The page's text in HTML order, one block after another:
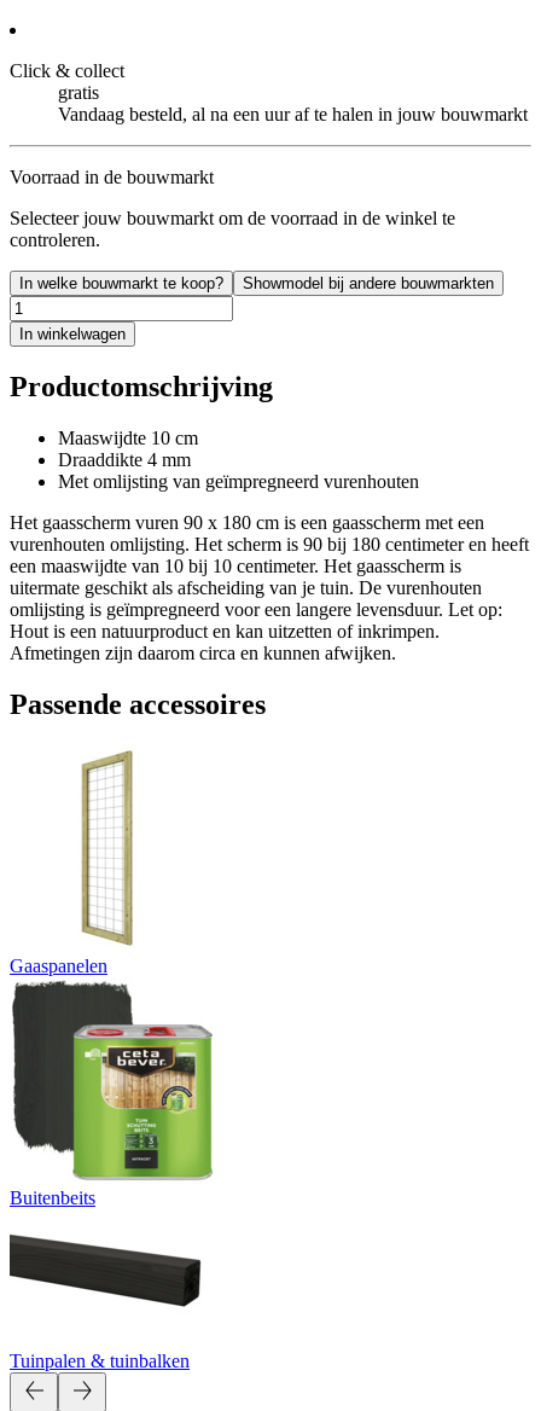
Click & collect
gratis
Vandaag besteld, al na een uur af te halen in jouw bouwmarkt
Voorraad in de bouwmarkt
Selecteer jouw bouwmarkt om de voorraad in de winkel te
controleren.
In welke bouwmarkt te koop? Showmodel bij andere bouwmarkten
In winkelwagen
Productomschrijving
Maaswijdte 10 cm
Draaddikte 4 mm
Met omlijsting van geïmpregneerd vurenhouten
Het gaasscherm vuren 90 x 180 cm is een gaasscherm met een
vurenhouten omlijsting. Het scherm is 90 bij 180 centimeter en heeft
een maaswijdte van 10 bij 10 centimeter. Het gaasscherm is
uitermate geschikt als afscheiding van je tuin. De vurenhouten
omlijsting is geïmpregneerd voor een langere levensduur. Let op:
Hout is een natuurproduct en kan uitzetten of inkrimpen.
Afmetingen zijn daarom circa en kunnen afwijken.
Passende accessoires
Gaaspanelen
Buitenbeits
Tuinpalen & tuinbalken